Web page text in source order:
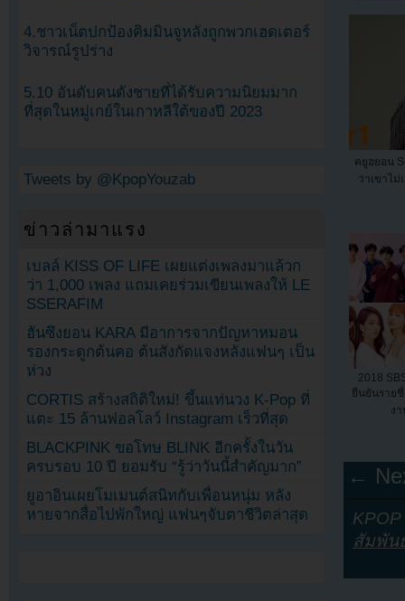
คยูฮยอน
ว่าเขาไม่
2018
ยืนยันราย
ง
←
สัมพัน
4.ชาวเน็ตปกป้องคิมมินจูหลังถูกพวกเฮดเตอร์
วิจารณ์รูปร่าง
5.10 อันดับคนดังชายที่ได้รับความนิยมมาก
ที่สุดในหมู่เกย์ในเกาหลีใต้ของปี 2023
Tweets by @KpopYouzab
ข่าวล่ามาแรง
เบลล์ KISS OF LIFE เผยแต่งเพลงมาแล้วก
ว่า 1,000 เพลง แถมเคยร่วมเขียนเพลงให้ LE
SSERAFIM
ฮันซึงยอน KARA มีอาการจากปัญหาหมอน
รองกระดูกต้นคอ ต้นสังกัดแจงหลังแฟนๆ เป็น
ห่วง
CORTIS สร้างสถิติใหม่! ขึ้นแท่นวง K-Pop ที่
แตะ 15 ล้านฟอลโลว์ Instagram เร็วที่สุด
BLACKPINK ขอโทษ BLINK อีกครั้งในวัน
ครบรอบ 10 ปี ยอมรับ “รู้ว่าวันนี้สำคัญมาก”
ยูอาอินเผยโมเมนต์สนิทกับเพื่อนหนุ่ม หลัง
หายจากสื่อไปพักใหญ่ แฟนๆจับตาชีวิตล่าสุด